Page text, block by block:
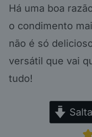
Há uma boa
o condimento
não é só
versátil que vai
tudo!